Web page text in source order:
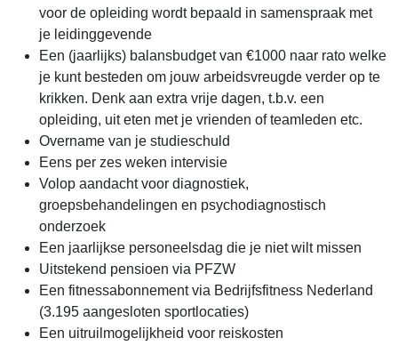
voor de opleiding wordt bepaald in samenspraak met
je leidinggevende
Een (jaarlijks) balansbudget van €1000 naar rato welke
je kunt besteden om jouw arbeidsvreugde verder op te
krikken. Denk aan extra vrije dagen, t.b.v. een
opleiding, uit eten met je vrienden of teamleden etc.
Overname van je studieschuld
Eens per zes weken intervisie
Volop aandacht voor diagnostiek,
groepsbehandelingen en psychodiagnostisch
onderzoek
Een jaarlijkse personeelsdag die je niet wilt missen
Uitstekend pensioen via PFZW
Een fitnessabonnement via Bedrijfsfitness Nederland
(3.195 aangesloten sportlocaties)
Een uitruilmogelijkheid voor reiskosten